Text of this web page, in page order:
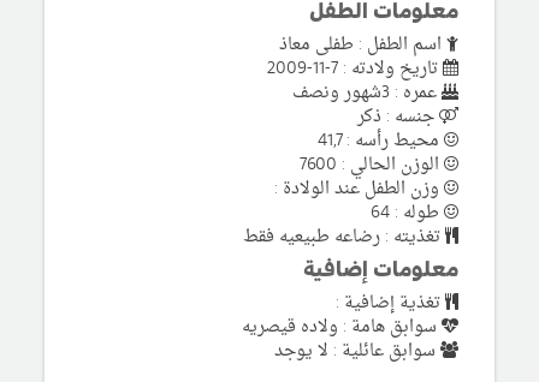
معلومات الطفل
اسم الطفل : طفلى معاذ
تاريخ ولادته : 7-11-2009
عمره : 3شهور ونصف
جنسه : ذكر
محيط رأسه : 41,7
الوزن الحالي : 7600
وزن الطفل عند الولادة :
طوله : 64
تغذيته : رضاعه طبيعيه فقط
معلومات إضافية
تغذية إضافية :
سوابق هامة : ولاده قيصريه
سوابق عائلية : لا يوجد